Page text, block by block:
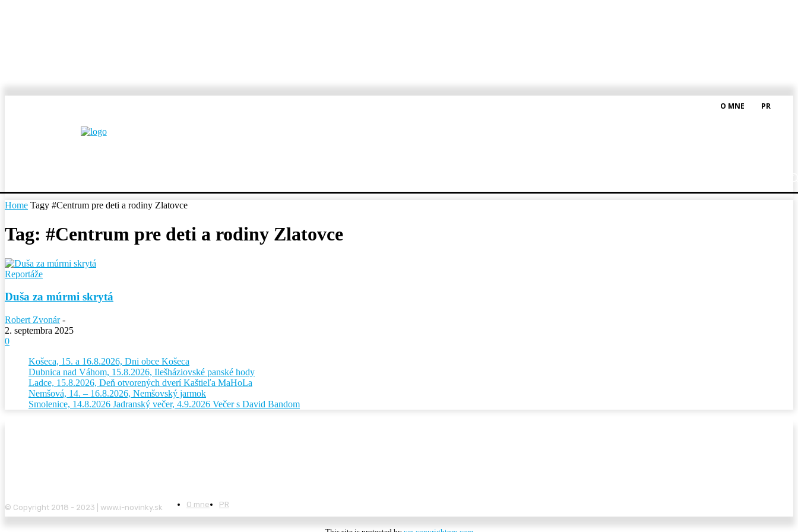
O MNE PR
Home Tagy #Centrum pre deti a rodiny Zlatovce
Tag: #Centrum pre deti a rodiny Zlatovce
Reportáže
Duša za múrmi skrytá
Robert Zvonár -
2. septembra 2025
0
Košeca, 15. a 16.8.2026, Dni obce Košeca
Dubnica nad Váhom, 15.8.2026, Ilešháziovské panské hody
Ladce, 15.8.2026, Deň otvorených dverí Kaštieľa MaHoLa
Nemšová, 14. – 16.8.2026, Nemšovský jarmok
Smolenice, 14.8.2026 Jadranský večer, 4.9.2026 Večer s David Bandom
© Copyright 2018 - 2023 | www.i-novinky.sk O mne PR